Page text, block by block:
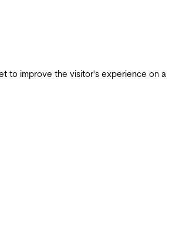
to improve the visitor's experience on a